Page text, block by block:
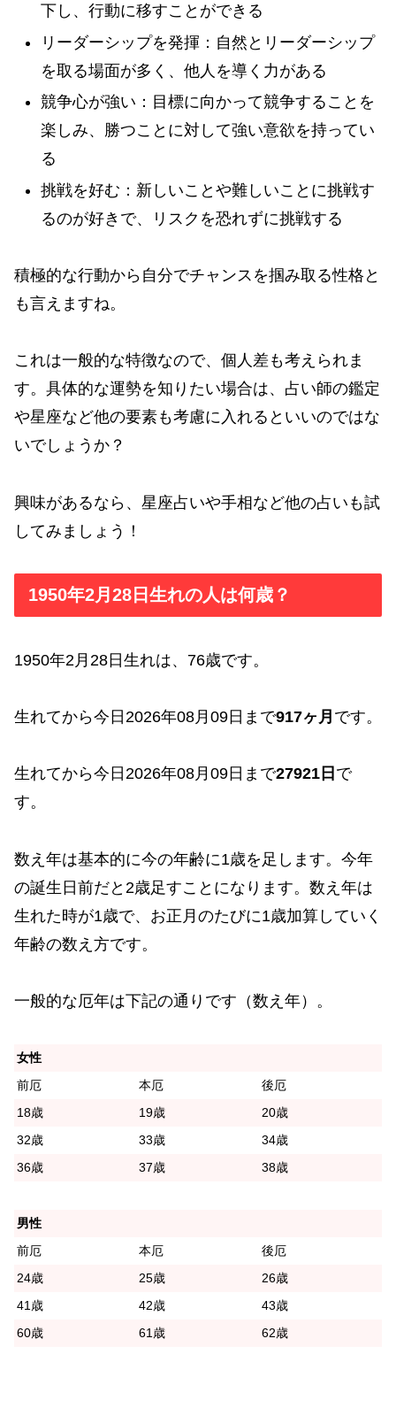
下し、行動に移すことができる
リーダーシップを発揮：自然とリーダーシップ
を取る場面が多く、他人を導く力がある
競争心が強い：目標に向かって競争することを
楽しみ、勝つことに対して強い意欲を持ってい
る
挑戦を好む：新しいことや難しいことに挑戦す
るのが好きで、リスクを恐れずに挑戦する
積極的な行動から自分でチャンスを掴み取る性格と
も言えますね。
これは一般的な特徴なので、個人差も考えられま
す。具体的な運勢を知りたい場合は、占い師の鑑定
や星座など他の要素も考慮に入れるといいのではな
いでしょうか？
興味があるなら、星座占いや手相など他の占いも試
してみましょう！
1950年2月28日生れの人は何歳？
1950年2月28日生れは、76歳です。
生れてから今日2026年08月09日まで917ヶ月 です。
生れてから今日2026年08月09日まで27921日 で
す。
数え年は基本的に今の年齢に1歳を足します。今年
の誕生日前だと2歳足すことになります。数え年は
生れた時が1歳で、お正月のたびに1歳加算していく
年齢の数え方です。
一般的な厄年は下記の通りです（数え年）。
女性
前厄
本厄
後厄
18歳
19歳
20歳
32歳
33歳
34歳
36歳
37歳 38歳
男性
前厄
本厄
後厄
24歳
25歳
26歳
41歳
42歳
43歳
60歳
61歳 62歳